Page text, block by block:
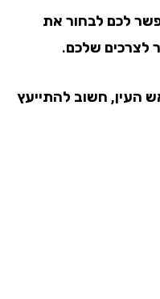
לבחור את
שלכם.
חשוב להתייעץ